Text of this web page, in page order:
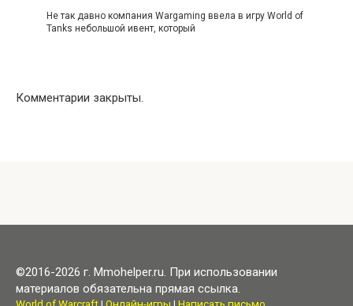
Не так давно компания Wargaming ввела в игру World of
Tanks небольшой ивент, который
Комментарии закрыты.
©2016-2026 г. Mmohelper.ru. При использовании
материалов обязательна прямая ссылка.